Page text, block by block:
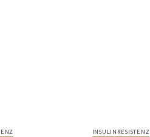
INSULINRESISTENZ